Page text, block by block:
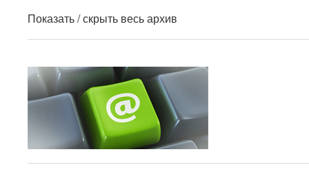
Показать / скрыть весь архив